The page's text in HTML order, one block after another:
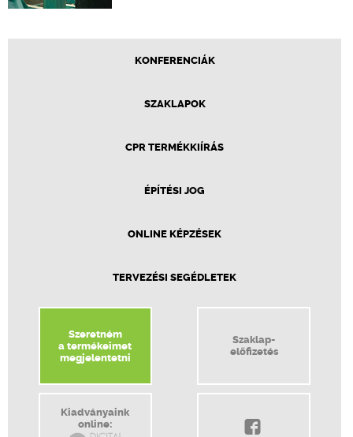
KONFERENCIÁK
SZAKLAPOK
CPR TERMÉKKIÍRÁS
ÉPÍTÉSI JOG
ONLINE KÉPZÉSEK
TERVEZÉSI SEGÉDLETEK
Szeretném
a termékeimet
megjelentetni
Szaklap-
előfizetés
Kiadványaink
online: